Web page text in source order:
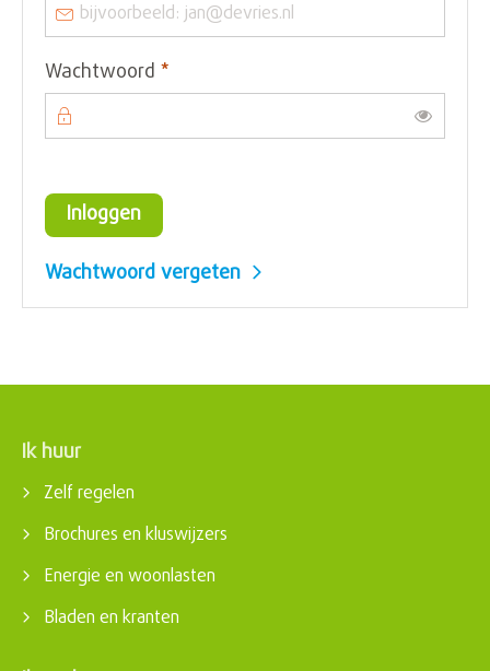
Wachtwoord *
Inloggen
Wachtwoord vergeten
Contactinformatie
Ik huur
Zelf regelen
Brochures en kluswijzers
Energie en woonlasten
Bladen en kranten